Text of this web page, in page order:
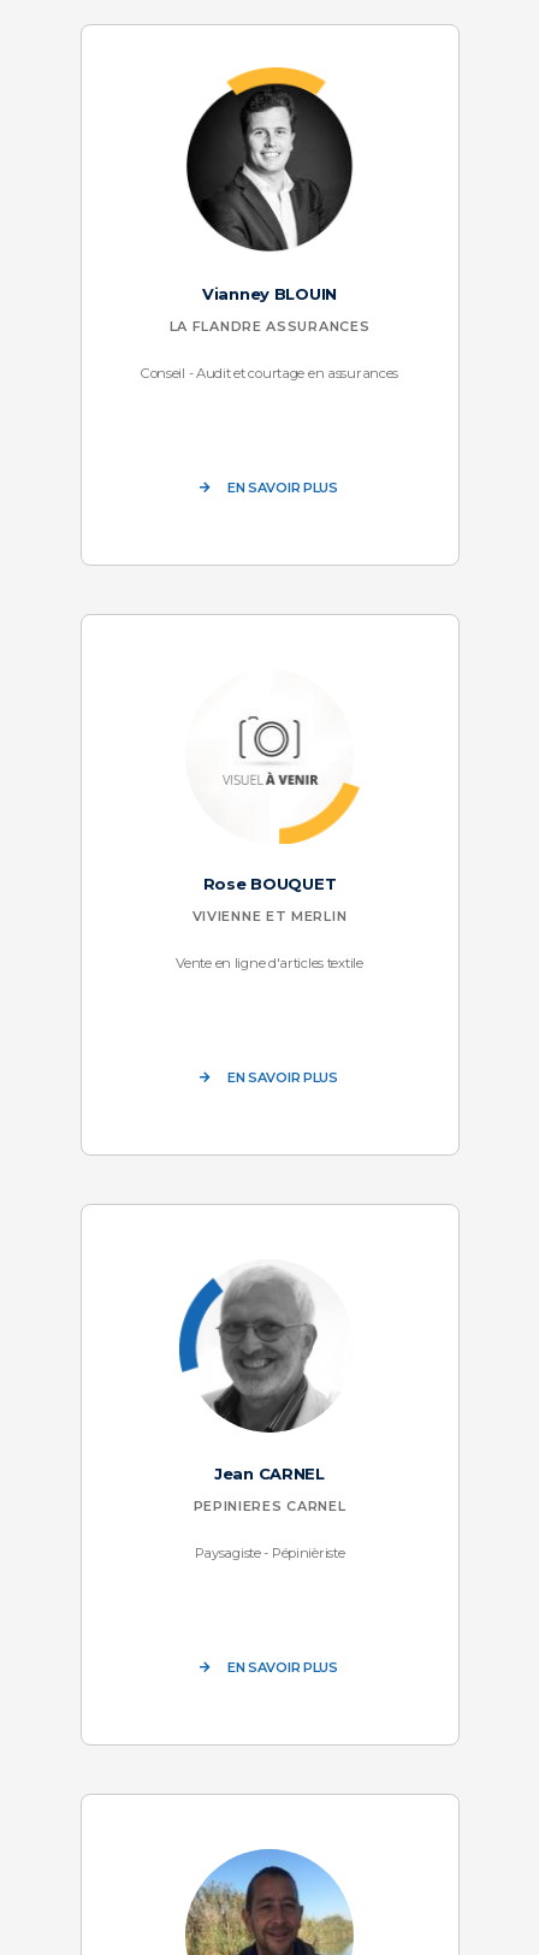
Vianney BLOUIN
LA FLANDRE ASSURANCES
Conseil - Audit et courtage en assurances
EN SAVOIR PLUS
Rose BOUQUET
VIVIENNE ET MERLIN
Vente en ligne d'articles textile
EN SAVOIR PLUS
Jean CARNEL
PEPINIERES CARNEL
Paysagiste - Pépinièriste
EN SAVOIR PLUS